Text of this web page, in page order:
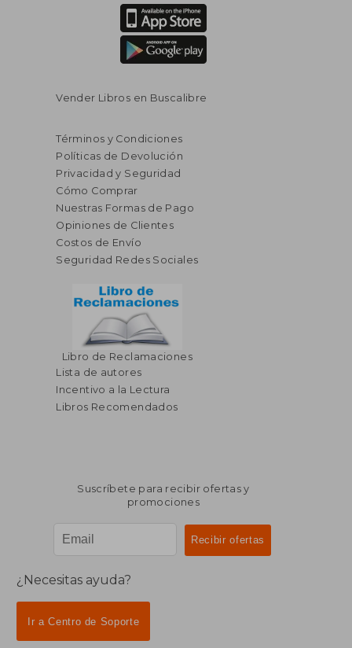
Vender Libros en Buscalibre
Términos y Condiciones
Políticas de Devolución
Privacidad y Seguridad
Cómo Comprar
Nuestras Formas de Pago
Opiniones de Clientes
Costos de Envío
Seguridad Redes Sociales
Libro de Reclamaciones
Lista de autores
Incentivo a la Lectura
Libros Recomendados
Suscríbete para recibir ofertas y
promociones
¿Necesitas ayuda?
Ir a Centro de Soporte